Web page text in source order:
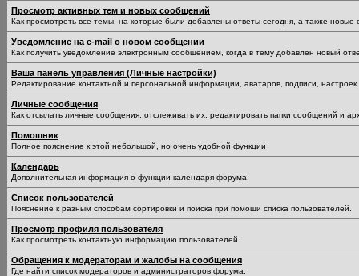
Просмотр активных тем и новых сообщений
Как просмотреть все темы, на которые были добавлены ответы сегодня, а также
Уведомление на е-mail о новом сообщении
Как получить уведомление электронным сообщением, когда в тему добавлен новый
Ваша панель управления (Личные настройки)
Редактирование контактной и персональной информации, аватаров, подписи,
Личные сообщения
Как отсылать личные сообщения, отслеживать их, редактировать папки сообщений и
Помошник
Полное пояснение к этой небольшой, но очень удобной функции
Календарь
Дополнительная информация о функции календаря форума.
Список пользователей
Пояснение к разным способам сортировки и поиска при помощи списка пользователей.
Просмотр профиля пользователя
Как просмотреть контактную информацию пользователей.
Обращения к модераторам и жалобы на сообщения
Где найти список модераторов и администраторов форума.